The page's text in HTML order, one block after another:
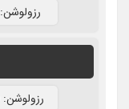
رزولوشن: 720p
رزولوشن: 1080p